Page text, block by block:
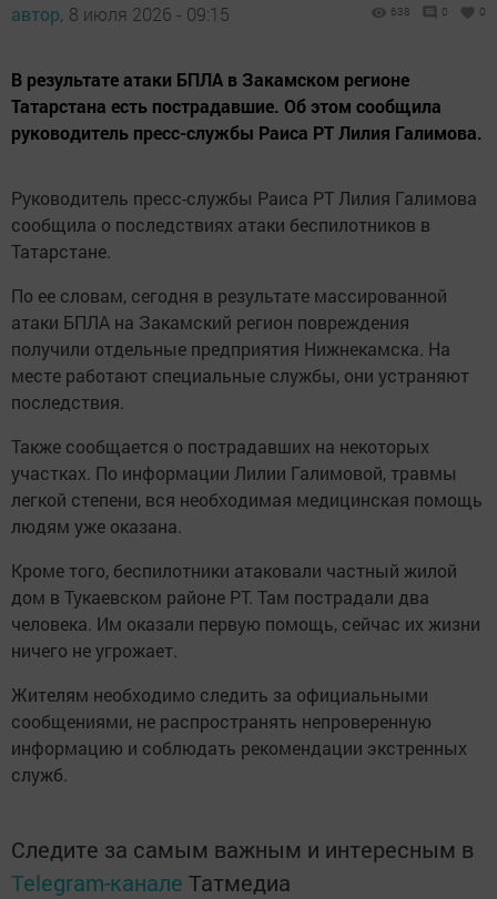
автор, 8 июля 2026 - 09:15 638 0 0
В результате атаки БПЛА в Закамском регионе
Татарстана есть пострадавшие. Об этом сообщила
руководитель пресс-службы Раиса РТ Лилия Галимова.
Руководитель пресс-службы Раиса РТ Лилия Галимова
сообщила о последствиях атаки беспилотников в
Татарстане.
По ее словам, сегодня в результате массированной
атаки БПЛА на Закамский регион повреждения
получили отдельные предприятия Нижнекамска. На
месте работают специальные службы, они устраняют
последствия.
Также сообщается о пострадавших на некоторых
участках. По информации Лилии Галимовой, травмы
легкой степени, вся необходимая медицинская помощь
людям уже оказана.
Кроме того, беспилотники атаковали частный жилой
дом в Тукаевском районе РТ. Там пострадали два
человека. Им оказали первую помощь, сейчас их жизни
ничего не угрожает.
Жителям необходимо следить за официальными
сообщениями, не распространять непроверенную
информацию и соблюдать рекомендации экстренных
служб.
Следите за самым важным и интересным в
Telegram-канале Татмедиа